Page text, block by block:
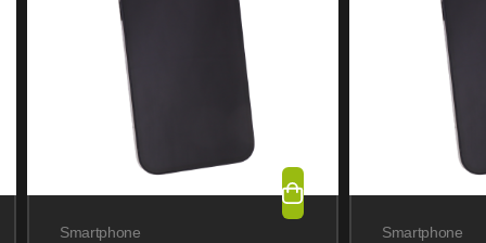
Smartphone Smartphone